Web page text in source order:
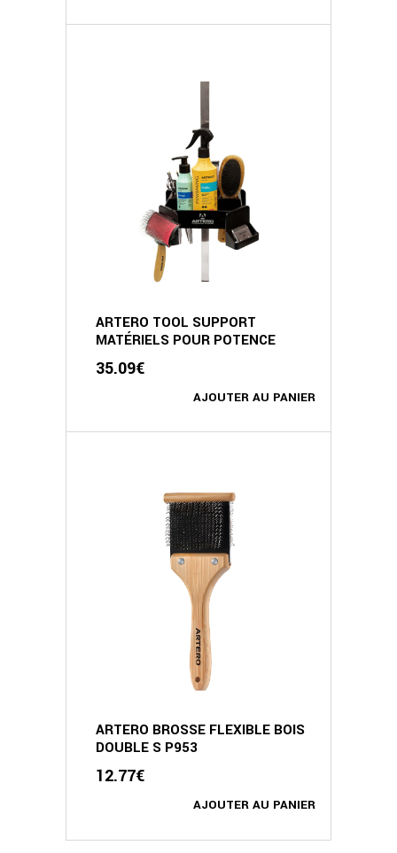
AJOUTER AU PANIER
ARTERO TOOL SUPPORT
MATÉRIELS POUR POTENCE
35.09€
AJOUTER AU PANIER
ARTERO BROSSE FLEXIBLE BOIS
DOUBLE S P953
12.77€